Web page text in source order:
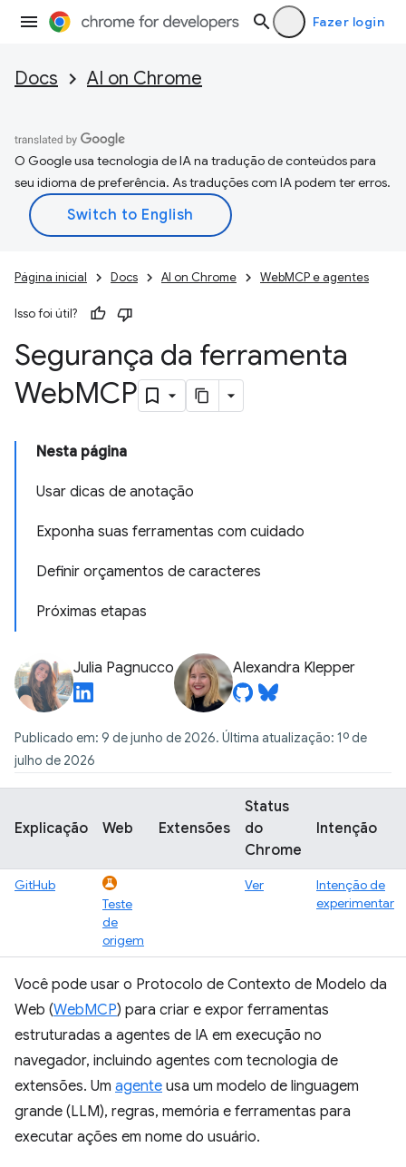
Fazer login
Docs AI on Chrome
O Google usa tecnologia de IA na tradução de conteúdos para
seu idioma de preferência. As traduções com IA podem ter erros.
Página inicial Docs AI on Chrome WebMCP e agentes
Isso foi útil?
Segurança da ferramenta
WebMCP
Nesta página
Usar dicas de anotação
Exponha suas ferramentas com cuidado
Definir orçamentos de caracteres
Próximas etapas
Julia Pagnucco Alexandra Klepper
Publicado em: 9 de junho de 2026. Última atualização: 1º de
julho de 2026
Explicação Web Extensões
Status
do
Chrome
Intenção
GitHub
Teste
de
origem
Ver
Intenção de
experimentar
Você pode usar o Protocolo de Contexto de Modelo da
Web (WebMCP) para criar e expor ferramentas
estruturadas a agentes de IA em execução no
navegador, incluindo agentes com tecnologia de
extensões. Um agente usa um modelo de linguagem
grande (LLM), regras, memória e ferramentas para
executar ações em nome do usuário.